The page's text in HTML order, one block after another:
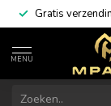
Gratis
MENU